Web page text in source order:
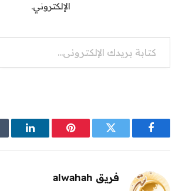
الإلكتروني.
كتابة بريدك الإلكتروني...
فيسبوك تويتر بينتيريستلينكدإن
فريق alwahah